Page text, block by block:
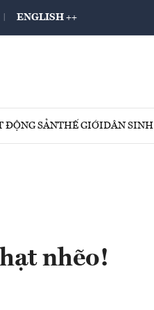
ENGLISH ++
ĐỘNG SẢNTHẾ GIỚIDÂN SINH
nhẽo!